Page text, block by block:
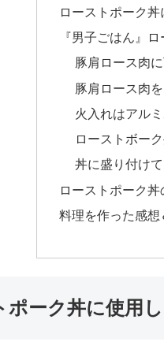
ローストポーク
『男子ごはん』
豚肩ロース肉
豚肩ロース肉
火入れはアル
ローストボー
丼に盛り付け
ローストポーク丼
料理を作った感想
ポーク丼に使用